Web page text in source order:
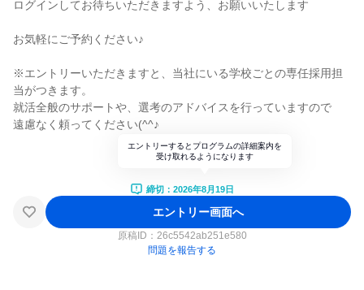
ログインしてお待ちいただきますよう、お願いいたします
お気軽にご予約ください♪
※エントリーいただきますと、当社にいる学校ごとの専任採用担
当がつきます。
就活全般のサポートや、選考のアドバイスを行っていますので
遠慮なく頼ってください(^^♪
エントリーするとプログラムの詳細案内を
受け取れるようになります
締切：2026年8月19日
エントリー画面へ
原稿ID： 26c5542ab251e580
問題を報告する